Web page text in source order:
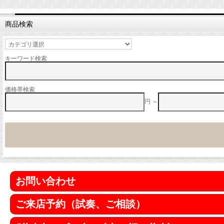
商品検索
キーワード検索
価格帯検索
円 ～
お問い合わせ
ご来店予約（試奏、ご相談）